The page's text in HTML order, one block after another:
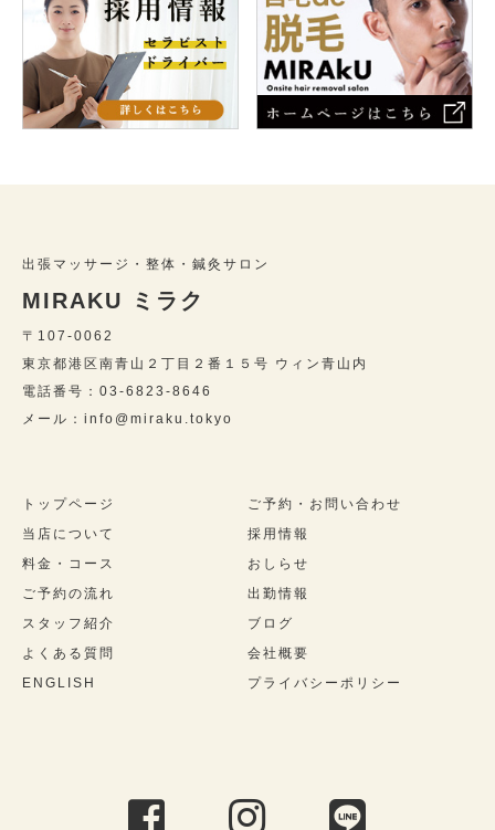
出張マッサージ・整体・鍼灸サロン
MIRAKU ミラク
〒107-0062
東京都港区南青山２丁目２番１５号 ウィン青山内
電話番号：03-6823-8646
メール：info@miraku.tokyo
トップページ
当店について
料金・コース
ご予約の流れ
スタッフ紹介
よくある質問
ENGLISH
ご予約・お問い合わせ
採用情報
おしらせ
出勤情報
ブログ
会社概要
プライバシーポリシー